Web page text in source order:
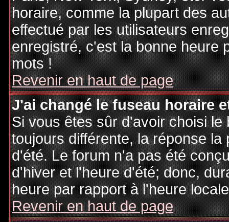
horaire, comme la plupart des
effectué par les utilisateurs
enregistré, c'est la bonne heure
mots !
Revenir en haut de page
J'ai changé le fuseau horaire
Si vous êtes sûr d'avoir choisi
toujours différente, la réponse
d'été. Le forum n'a pas été
d'hiver et l'heure d'été; donc,
heure par rapport à l'heure
Revenir en haut de page